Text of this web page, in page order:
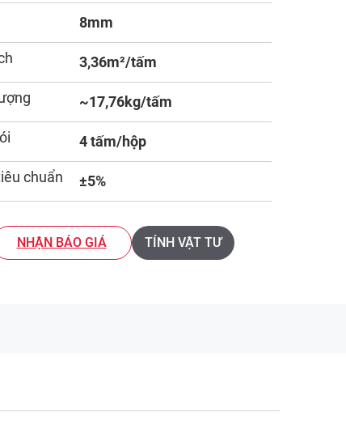
8mm
3,36m²/tấm
~17,76kg/tấm
4 tấm/hộp
chuẩn ±5%
NHẬN BÁO GIÁ TÍNH VẬT TƯ